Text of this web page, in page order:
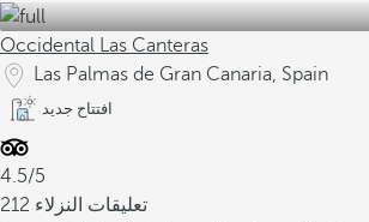
Occidental Las Canteras
Las Palmas de Gran Canaria, Spain
افتتاح جديد
4.5/5
212 تعليقات النزلاء